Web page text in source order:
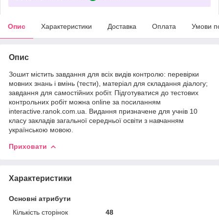
Опис Характеристики Доставка Оплата Умови
Опис
Зошит містить завдання для всіх видів контролю: перевірки
мовних знань і вмінь (тести), матеріал для складання діалогу;
завдання для самостійних робіт. Підготуватися до тестових
контрольних робіт можна online за посиланням
interactive.ranok.com.ua. Видання призначене для учнів 10
класу закладів загальної середньої освіти з на­вчанням
українською мовою.
Приховати
Характеристики
Основні атрибути
Кількість сторінок
48